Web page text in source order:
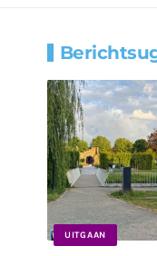
UITGAAN